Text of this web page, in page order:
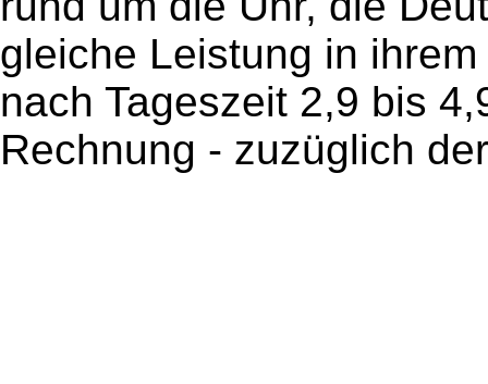
gleiche Leistung in
nach Tageszeit 2,9 bis
Rechnung - zuzüglich